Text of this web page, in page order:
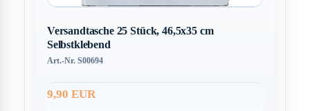
Versandtasche 25 Stück, 46,5x35 cm
Selbstklebend
Art.-Nr. S00694
9,90 EUR